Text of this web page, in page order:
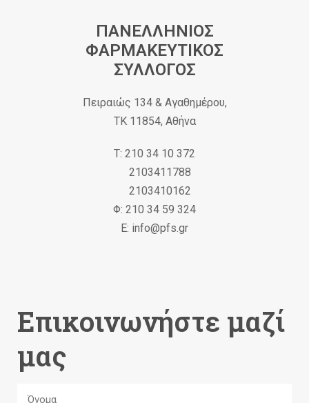
ΠΑΝΕΛΛΗΝΙΟΣ
ΦΑΡΜΑΚΕΥΤΙΚΟΣ
ΣΥΛΛΟΓΟΣ
Πειραιώς 134 & Αγαθημέρου,
ΤΚ 11854, Αθήνα
Τ: 210 34 10 372
2103411788
2103410162
Φ: 210 34 59 324
Ε: info@pfs.gr
Επικοινωνήστε μαζί
μας